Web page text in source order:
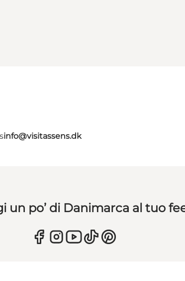
info@visitassens.dk
un po’ di Danimarca al tuo